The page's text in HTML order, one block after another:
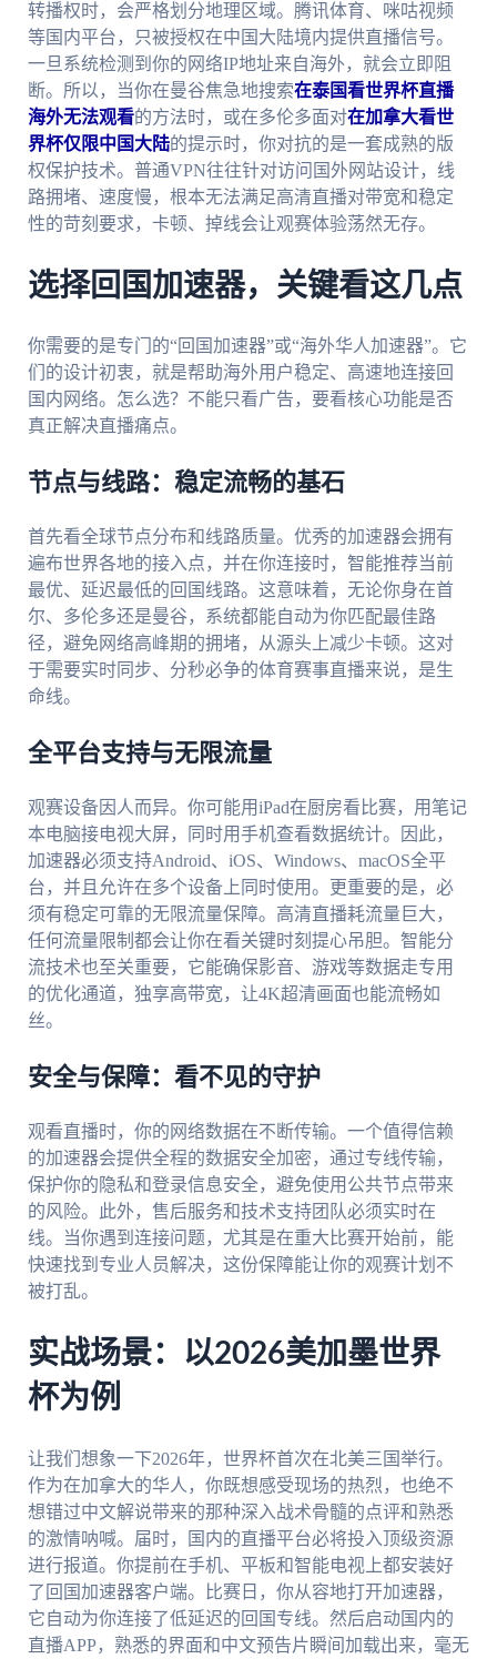
转播权时，会严格划分地理区域。腾讯体育、咪咕视频
等国内平台，只被授权在中国大陆境内提供直播信号。
一旦系统检测到你的网络IP地址来自海外，就会立即阻
断。所以，当你在曼谷焦急地搜索在泰国看世界杯直播
海外无法观看的方法时，或在多伦多面对在加拿大看世
界杯仅限中国大陆的提示时，你对抗的是一套成熟的版
权保护技术。普通VPN往往针对访问国外网站设计，线
路拥堵、速度慢，根本无法满足高清直播对带宽和稳定
性的苛刻要求，卡顿、掉线会让观赛体验荡然无存。
选择回国加速器，关键看这几点
你需要的是专门的“回国加速器”或“海外华人加速器”。它
们的设计初衷，就是帮助海外用户稳定、高速地连接回
国内网络。怎么选？不能只看广告，要看核心功能是否
真正解决直播痛点。
节点与线路：稳定流畅的基石
首先看全球节点分布和线路质量。优秀的加速器会拥有
遍布世界各地的接入点，并在你连接时，智能推荐当前
最优、延迟最低的回国线路。这意味着，无论你身在首
尔、多伦多还是曼谷，系统都能自动为你匹配最佳路
径，避免网络高峰期的拥堵，从源头上减少卡顿。这对
于需要实时同步、分秒必争的体育赛事直播来说，是生
命线。
全平台支持与无限流量
观赛设备因人而异。你可能用iPad在厨房看比赛，用笔记
本电脑接电视大屏，同时用手机查看数据统计。因此，
加速器必须支持Android、iOS、Windows、macOS全平
台，并且允许在多个设备上同时使用。更重要的是，必
须有稳定可靠的无限流量保障。高清直播耗流量巨大，
任何流量限制都会让你在看关键时刻提心吊胆。智能分
流技术也至关重要，它能确保影音、游戏等数据走专用
的优化通道，独享高带宽，让4K超清画面也能流畅如
丝。
安全与保障：看不见的守护
观看直播时，你的网络数据在不断传输。一个值得信赖
的加速器会提供全程的数据安全加密，通过专线传输，
保护你的隐私和登录信息安全，避免使用公共节点带来
的风险。此外，售后服务和技术支持团队必须实时在
线。当你遇到连接问题，尤其是在重大比赛开始前，能
快速找到专业人员解决，这份保障能让你的观赛计划不
被打乱。
实战场景：以2026美加墨世界
杯为例
让我们想象一下2026年，世界杯首次在北美三国举行。
作为在加拿大的华人，你既想感受现场的热烈，也绝不
想错过中文解说带来的那种深入战术骨髓的点评和熟悉
的激情呐喊。届时，国内的直播平台必将投入顶级资源
进行报道。你提前在手机、平板和智能电视上都安装好
了回国加速器客户端。比赛日，你从容地打开加速器，
它自动为你连接了低延迟的回国专线。然后启动国内的
直播APP，熟悉的界面和中文预告片瞬间加载出来，毫无